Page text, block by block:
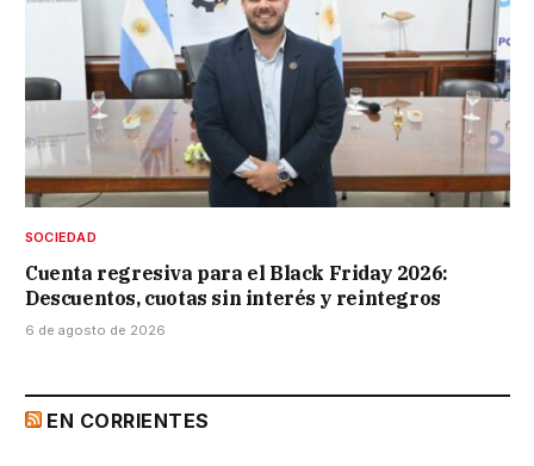
SOCIEDAD
Cuenta regresiva para el Black Friday 2026:
Descuentos, cuotas sin interés y reintegros
6 de agosto de 2026
EN CORRIENTES